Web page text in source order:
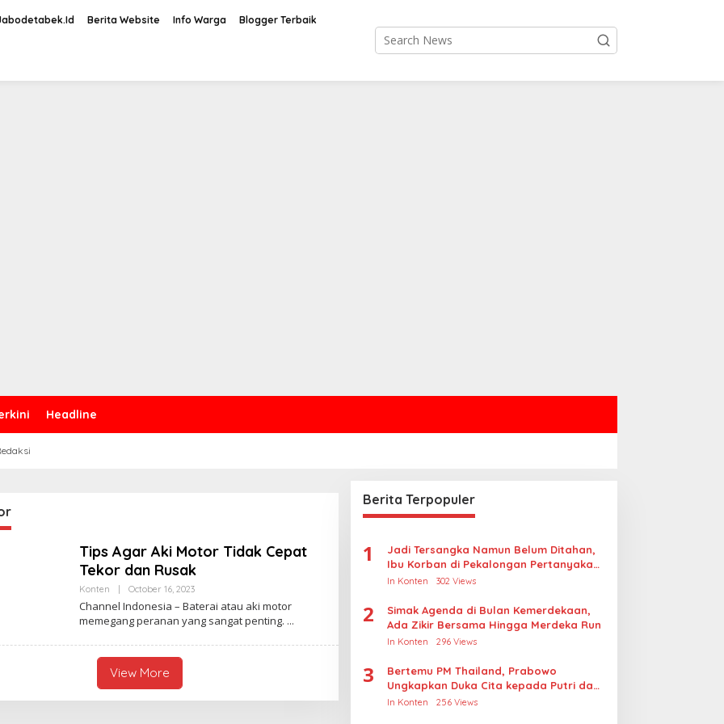
Berita Website Info Warga Blogger Terbaik
Headline
Tips Agar Aki Motor Tidak Cepat
Tekor dan Rusak
Konten October 16, 2023B
Y
P
E
U
M
Channel Indonesia – Baterai atau aki motor
memegang peranan yang sangat penting.
View More
Berita Terpopuler
1
Jadi Tersangka Namun Belum Ditahan,
Ibu Korban di Pekalongan Pertanyakan
Keseriusan Polisi Tangani Kasus
In Konten 302 Views
2
Simak Agenda di Bulan Kemerdekaan,
Ada Zikir Bersama Hingga Merdeka Run
In Konten 296 Views
3
Bertemu PM Thailand, Prabowo
Ungkapkan Duka Cita kepada Putri dan
Selamat Ulang Tahun ke Raja Thailand
In Konten 256 Views